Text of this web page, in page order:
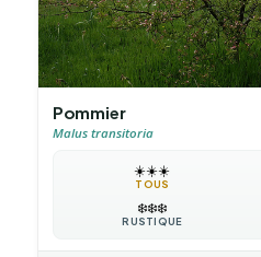
Pommier
Malus transitoria
☀️☀️☀️
TOUS
❄️❄️❄️
RUSTIQUE